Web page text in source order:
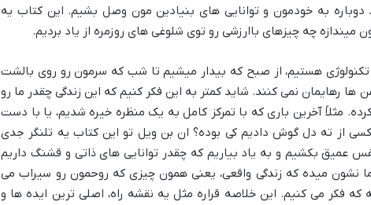
به خودمون و توانایی های بنیادین مون وصل بشیم. این کتاب یه
چه چیزهای باارزشی رو توی شلوغی های روزمره از یاد بردیم.
تکنولوژی هستیم، از صبح که بیدار میشیم تا شب که سرمون رو روی بالشت
ها رهایمان نمی کنند. شاید کمتر به این فکر کنیم که این زندگی چقدر ما رو
مثلاً آخرین باری که با تمرکز کامل به یک منظره خیره شدیم، یا با دست
از ته دل گوش دادیم کی بوده؟ ان بن ویل تو این کتاب یه تلنگر جدی
عمیق بکشیم و به یاد بیاریم که چقدر توانایی های ذاتی و قشنگ داریم
نشون میده که زندگی واقعی، یعنی همون چیزی که روحمون رو سیراب می
فکر می کنیم. این خلاصه قراره مثل یه نقشه راه، اصلی ترین ایده ها و